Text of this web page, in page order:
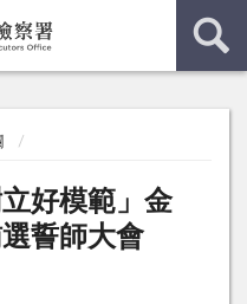
立好模範」金
誓師大會